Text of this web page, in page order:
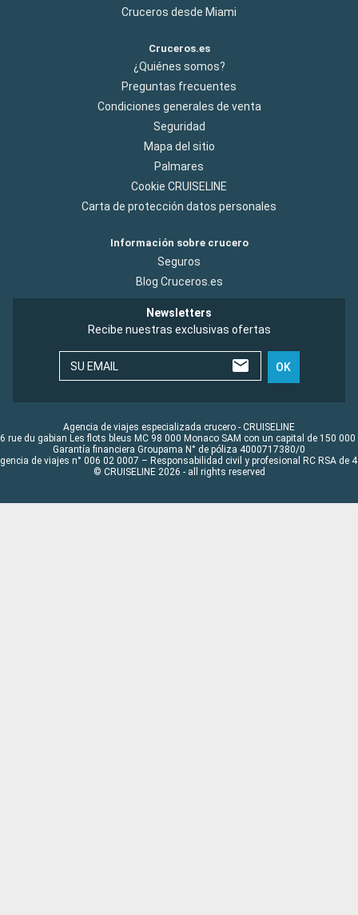
Cruceros desde Miami
Cruceros.es
¿Quiénes somos?
Preguntas frecuentes
Condiciones generales de venta
Seguridad
Mapa del sitio
Palmares
Cookie CRUISELINE
Carta de protección datos personales
Información sobre crucero
Seguros
Blog Cruceros.es
Newsletters
Recibe nuestras exclusivas ofertas
SU EMAIL OK
Agencia de viajes especializada crucero - CRUISELINE
rue du gabian Les flots bleus MC 98 000 Monaco SAM con un capital de 150 000
Garantía financiera Groupama N° de póliza 4000717380/0
de viajes n° 006 02 0007 – Responsabilidad civil y profesional RC RSA de
© CRUISELINE 2026 - all rights reserved